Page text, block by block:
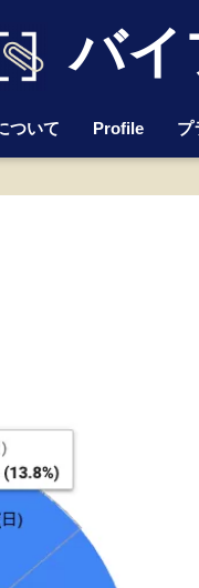
バイ
ついて Profile プ